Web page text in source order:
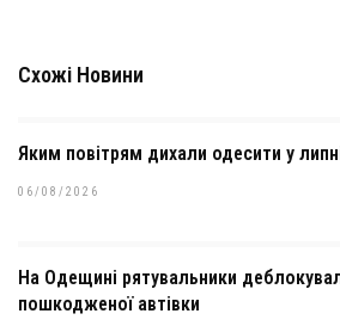
Схожі Новини
Яким повітрям дихали одесити у
06/08/2026
На Одещині рятувальники
пошкодженої автівки